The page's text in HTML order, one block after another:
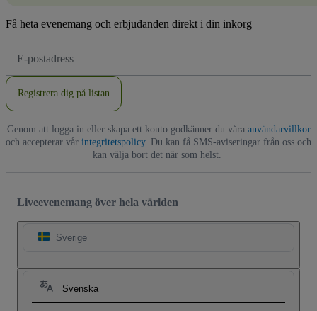
Få heta evenemang och erbjudanden direkt i din inkorg
postadress
Registrera dig på listan
Genom att logga in eller skapa ett konto godkänner du våra användarvillkor
och accepterar vår integritetspolicy. Du kan få SMS-aviseringar från oss och
kan välja bort det när som helst.
Liveevenemang över hela världen
Sverige
Svenska